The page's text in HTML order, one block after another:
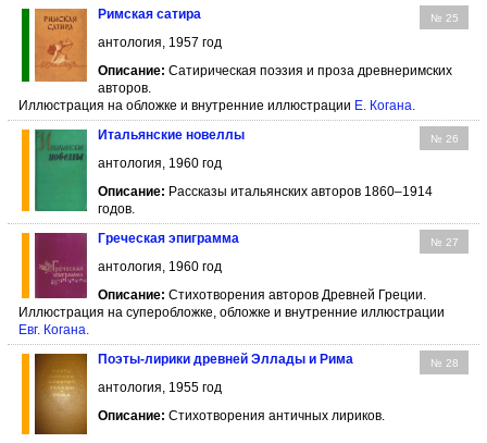
№ 25
Римская сатира
антология, 1957 год
Описание: Сатирическая поэзия и проза древнеримских
авторов.
Иллюстрация на обложке и внутренние иллюстрации Е. Когана
№ 26
Итальянские новеллы
антология, 1960 год
Описание: Рассказы итальянских авторов 1860–1914
годов.
№ 27
Греческая эпиграмма
антология, 1960 год
Описание: Стихотворения авторов Древней Греции.
Иллюстрация на суперобложке, обложке и внутренние иллюстрации
Евг. Когана
№ 28
Поэты-лирики древней Эллады и Рима
антология, 1955 год
Описание: Стихотворения античных лириков.